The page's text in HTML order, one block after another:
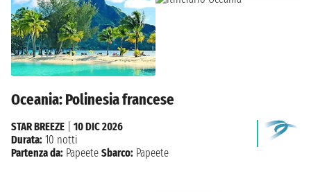
Oceania: Polinesia francese
STAR BREEZE
10 DIC 2026
Durata: 10 notti
Partenza da: Papeete Sbarco: Papeete